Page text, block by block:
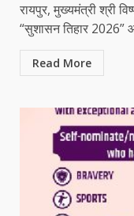
रायपुर, मुख्यमंत्री श्री
“सुशासन तिहार 2026”
Read More